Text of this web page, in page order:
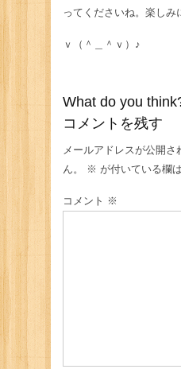
ってくださいね。楽しみ
ｖ（＾＿＾ｖ）♪
What do you
コメントを残す
メールアドレスが公開さ
ん。
※ が付いている欄
コメント ※